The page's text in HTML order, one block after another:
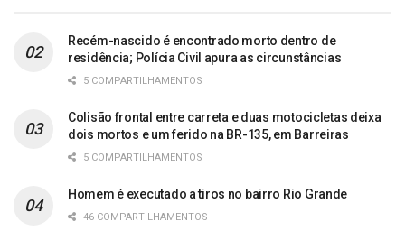
Recém-nascido é encontrado morto dentro de
residência; Polícia Civil apura as circunstâncias
5 COMPARTILHAMENTOS
Colisão frontal entre carreta e duas motocicletas deixa
dois mortos e um ferido na BR-135, em Barreiras
5 COMPARTILHAMENTOS
Homem é executado a tiros no bairro Rio Grande
46 COMPARTILHAMENTOS